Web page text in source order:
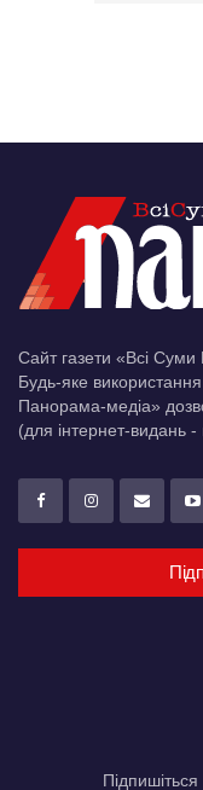
Сайт газети «Всі
Будь-яке
Панорама-медіа»
(для інтернет-видань